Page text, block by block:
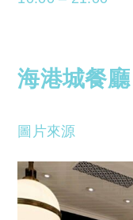
海港城餐廳
圖片來源